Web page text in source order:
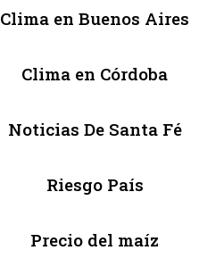
Clima en Buenos Aires
Clima en Córdoba
Noticias De Santa Fé
Riesgo País
Precio del maíz